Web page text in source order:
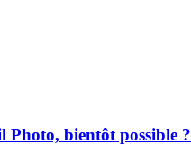
Photo, bientôt possible ?